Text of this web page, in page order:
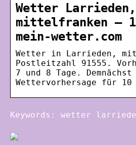
Wetter Larrieden,
mittelfranken –
mein-wetter.com
Wetter in Larrieden,
Postleitzahl 91555.
7 und 8 Tage.
Wettervorhersage für 10
Keywords: wetter